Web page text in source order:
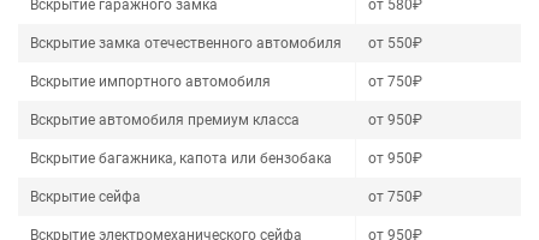
Вскрытие гаражного замка от 580₽
Вскрытие замка отечественного автомобиля от 550₽
Вскрытие импортного автомобиля от 750₽
Вскрытие автомобиля премиум класса от 950₽
Вскрытие багажника, капота или бензобака от 950₽
Вскрытие сейфа от 750₽
Вскрытие электромеханического сейфа от 950₽